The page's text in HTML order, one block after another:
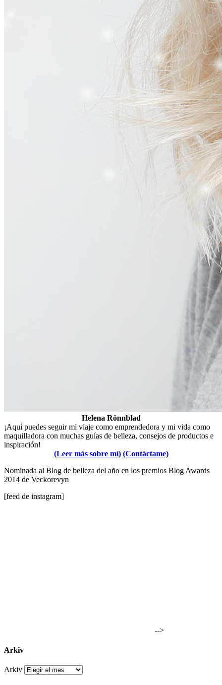
Helena Rönnblad
¡Aquí puedes seguir mi viaje como emprendedora y mi vida como
maquilladora con muchas guías de belleza, consejos de productos e
inspiración!
(Leer más sobre mí) (Contáctame)
Nominada al Blog de belleza del año en los premios Blog Awards
2014 de Veckorevyn
[feed de instagram]
-->
Arkiv
Arkiv